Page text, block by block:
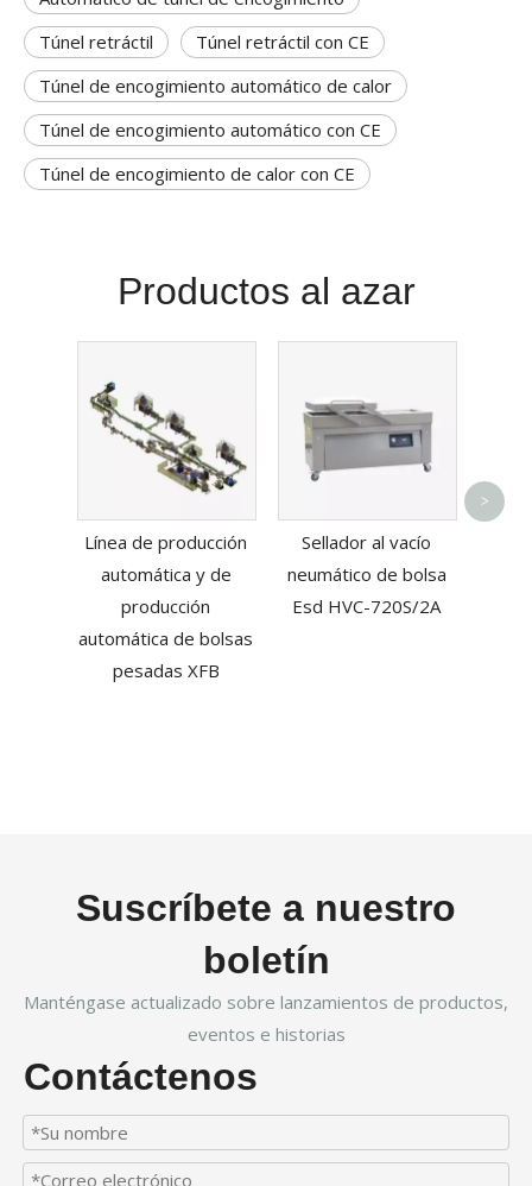
Túnel retráctil
Túnel retráctil con CE
Túnel de encogimiento automático de calor
Túnel de encogimiento automático con CE
Túnel de encogimiento de calor con CE
Productos al azar
Línea de producción
automática y de
producción
automática de bolsas
pesadas XFB
Sellador al vacío
neumático de bolsa
Esd HVC-720S/2A
>
Suscríbete a nuestro
boletín
Manténgase actualizado sobre lanzamientos de productos,
eventos e historias
Contáctenos